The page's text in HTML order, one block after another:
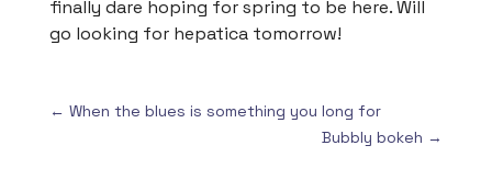
finally dare hoping for spring to be here. Will
go looking for hepatica tomorrow!
← When the blues is something you long for
Bubbly bokeh →